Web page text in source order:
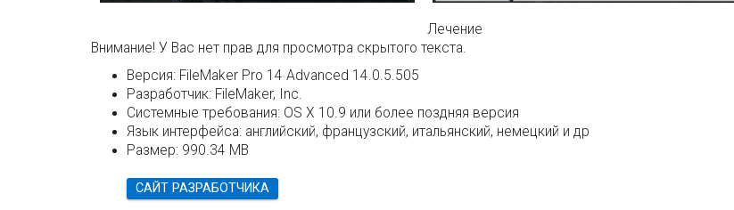
Лечение
Внимание! У Вас нет прав для просмотра скрытого текста.
Версия: FileMaker Pro 14 Advanced 14.0.5.505
Разработчик: FileMaker, Inc.
Системные требования: OS X 10.9 или более поздняя версия
Язык интерфейса: английский, французский, итальянский, немецкий и др
Размер: 990.34 MB
САЙТ РАЗРАБОТЧИКА